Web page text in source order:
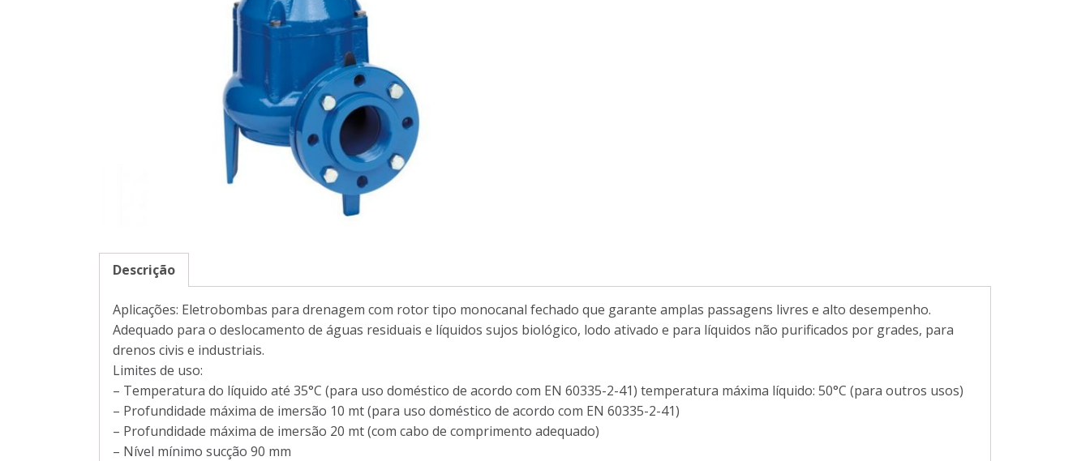
Descrição
Aplicações: Eletrobombas para drenagem com rotor tipo monocanal fechado que garante amplas passagens livres e alto desempenho.
Adequado para o deslocamento de águas residuais e líquidos sujos biológico, lodo ativado e para líquidos não purificados por grades, para
drenos civis e industriais.
Limites de uso:
– Temperatura do líquido até 35°C (para uso doméstico de acordo com EN 60335-2-41) temperatura máxima líquido: 50°C (para outros usos)
– Profundidade máxima de imersão 10 mt (para uso doméstico de acordo com EN 60335-2-41)
– Profundidade máxima de imersão 20 mt (com cabo de comprimento adequado)
– Nível mínimo sucção 90 mm